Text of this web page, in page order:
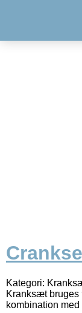
Kategori:
Kranksæt bruges
kombination